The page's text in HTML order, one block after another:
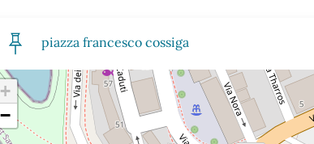
piazza francesco cossiga
+
−